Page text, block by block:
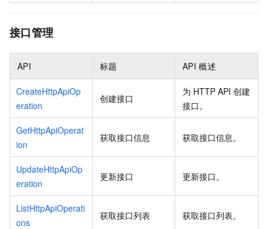
接口管理
API 标题 API 概述
CreateHttpApiOp
eration
创建接口
为 HTTP API 创建
接口。
GetHttpApiOperat
ion
获取接口信息 获取接口信息。
UpdateHttpApiOp
eration
更新接口 更新接口。
ListHttpApiOperati
ons
获取接口列表 获取接口列表。